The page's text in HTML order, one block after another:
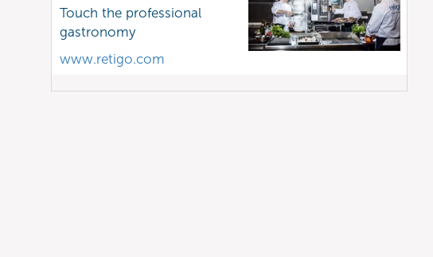
Touch the professional
gastronomy
www.retigo.com